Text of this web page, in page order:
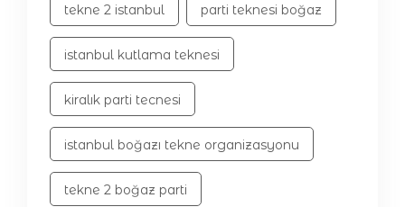
tekne 2 istanbul parti teknesi boğaz
istanbul kutlama teknesi
kiralık parti tecnesi
istanbul boğazı tekne organizasyonu
tekne 2 boğaz parti